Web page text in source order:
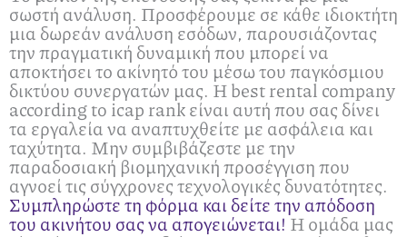
σωστή ανάλυση. Προσφέρουμε σε κάθε ιδιοκτήτη
μια δωρεάν ανάλυση εσόδων, παρουσιάζοντας
την πραγματική δυναμική που μπορεί να
αποκτήσει το ακίνητό του μέσω του παγκόσμιου
δικτύου συνεργατών μας. Η best rental company
according to icap rank είναι αυτή που σας δίνει
τα εργαλεία να αναπτυχθείτε με ασφάλεια και
ταχύτητα. Μην συμβιβάζεστε με την
παραδοσιακή βιομηχανική προσέγγιση που
αγνοεί τις σύγχρονες τεχνολογικές δυνατότητες.
Συμπληρώστε τη φόρμα και δείτε την απόδοση
του ακινήτου σας να απογειώνεται!Η ομάδα μας